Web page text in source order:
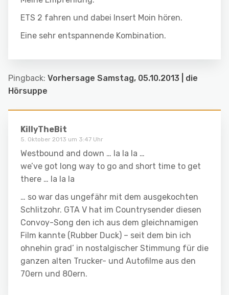
ETS 2 fahren und dabei Insert Moin hören.
Eine sehr entspannende Kombination.
Pingback: Vorhersage Samstag, 05.10.2013 | die
Hörsuppe
KillyTheBit
5. Oktober 2013 um 3:47 Uhr
Westbound and down … la la la …
we’ve got long way to go and short time to get
there … la la la
… so war das ungefähr mit dem ausgekochten
Schlitzohr. GTA V hat im Countrysender diesen
Convoy-Song den ich aus dem gleichnamigen
Film kannte (Rubber Duck) – seit dem bin ich
ohnehin grad’ in nostalgischer Stimmung für die
ganzen alten Trucker- und Autofilme aus den
70ern und 80ern.